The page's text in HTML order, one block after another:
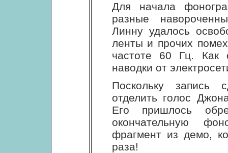
Для начала
разные
Линну удалось
ленты и прочих
частоте 60 Гц. Как
наводки от
Поскольку запись
отделить голос
Его пришлось
окончательную
фрагмент из демо,
раза!